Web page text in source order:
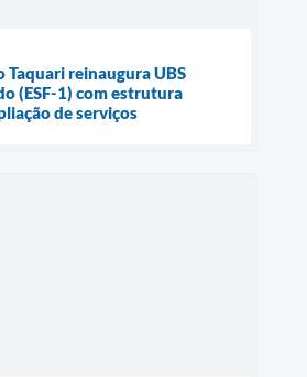
reinaugura UBS
(ESF-1) com estrutura
de serviços